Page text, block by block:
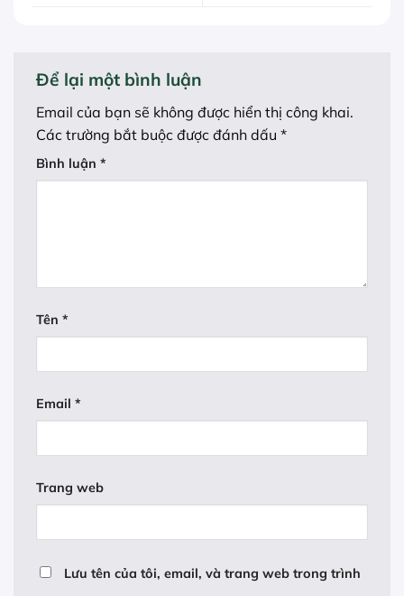
Để lại một bình luận
Email của bạn sẽ không được hiển thị công khai.
Các trường bắt buộc được đánh dấu *
Bình luận *
Tên *
Email *
Trang web
Lưu tên của tôi, email, và trang web trong trình